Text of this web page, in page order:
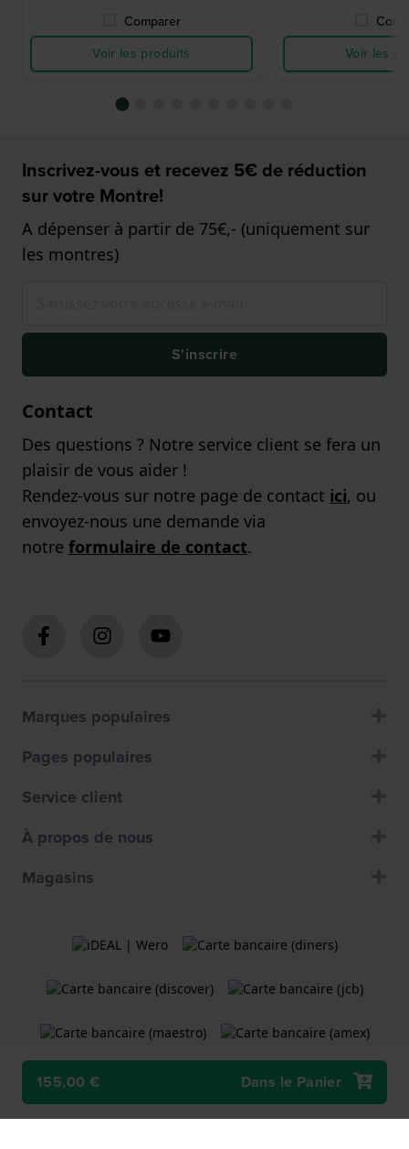
155,00 € Dans le Panier
Comparer
Voir les produits
Voir les
Inscrivez-vous et recevez 5€ de réduction
sur votre Montre!
A dépenser à partir de 75€,- (uniquement sur
les montres)
S'inscrire
Contact
Des questions ? Notre service client se fera un
plaisir de vous aider !
Rendez-vous sur notre page de contact ici, ou
envoyez-nous une demande via
notre formulaire de contact.
Marques populaires
Pages populaires
Service client
À propos de nous
Magasins